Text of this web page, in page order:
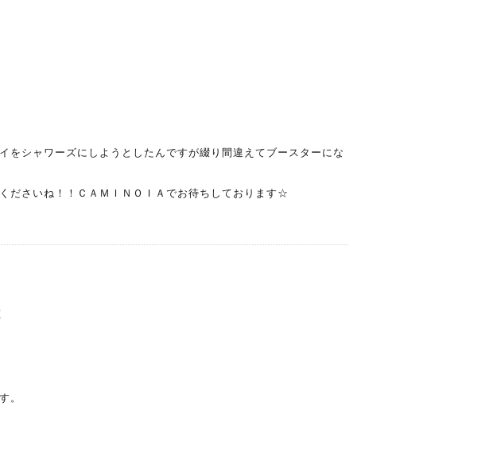
をシャワーズにしようとしたんですが綴り間違えてブースターにな
ださいね！！ＣＡＭＩＮＯＩＡでお待ちしております☆
。